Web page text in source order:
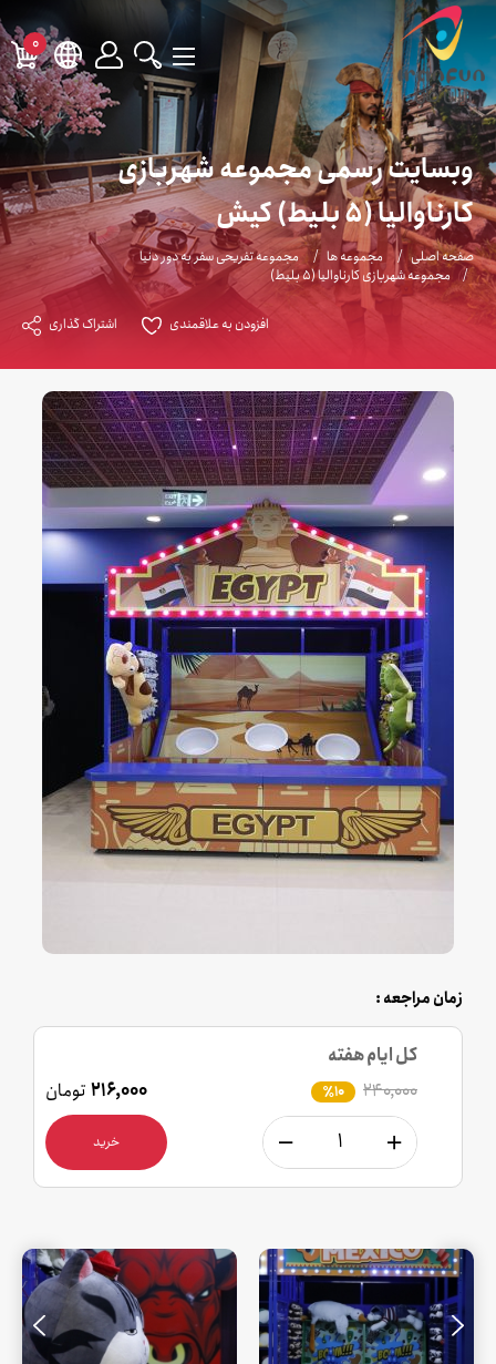
0
وبسایت رسمی مجموعه شهربازی
کارناوالیا (5 بلیط) کیش
صفحه اصلی مجموعه ها
مجموعه تفریحی سفر به دور دنیا
مجموعه شهربازی کارناوالیا (5 بلیط)
افزودن به علاقمندی اشتراک گذاری
زمان مراجعه :
کل ایام هفته
۲۴۰,۰۰۰
٪10 ۲۱۶,۰۰۰ تومان
خرید